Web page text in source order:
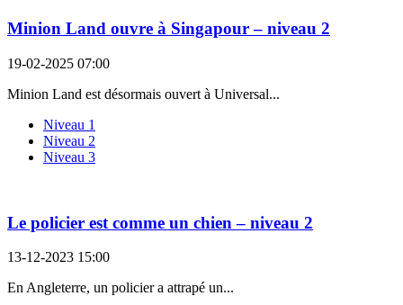
Minion Land ouvre à Singapour – niveau 2
19-02-2025 07:00
Minion Land est désormais ouvert à Universal...
Niveau 1
Niveau 2
Niveau 3
Le policier est comme un chien – niveau 2
13-12-2023 15:00
En Angleterre, un policier a attrapé un...